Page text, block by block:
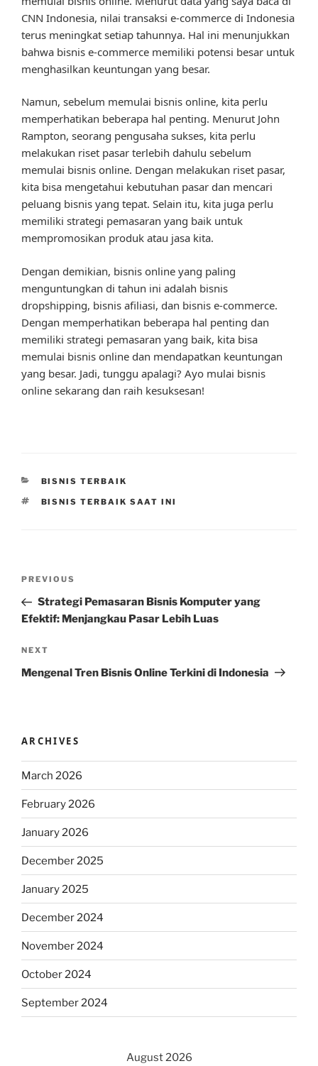
CNN Indonesia, nilai transaksi e-commerce di Indonesia
terus meningkat setiap tahunnya. Hal ini menunjukkan
bahwa bisnis e-commerce memiliki potensi besar untuk
menghasilkan keuntungan yang besar.
Namun, sebelum memulai bisnis online, kita perlu
memperhatikan beberapa hal penting. Menurut John
Rampton, seorang pengusaha sukses, kita perlu
melakukan riset pasar terlebih dahulu sebelum
memulai bisnis online. Dengan melakukan riset pasar,
kita bisa mengetahui kebutuhan pasar dan mencari
peluang bisnis yang tepat. Selain itu, kita juga perlu
memiliki strategi pemasaran yang baik untuk
mempromosikan produk atau jasa kita.
Dengan demikian, bisnis online yang paling
menguntungkan di tahun ini adalah bisnis
dropshipping, bisnis afiliasi, dan bisnis e-commerce.
Dengan memperhatikan beberapa hal penting dan
memiliki strategi pemasaran yang baik, kita bisa
memulai bisnis online dan mendapatkan keuntungan
yang besar. Jadi, tunggu apalagi? Ayo mulai bisnis
online sekarang dan raih kesuksesan!
CATEGORIES
BISNIS TERBAIK
TAGS
BISNIS TERBAIK SAAT INI
Previous
Post
PREVIOUS
Strategi Pemasaran Bisnis Komputer yang
Efektif: Menjangkau Pasar Lebih Luas
Next
Post
NEXT
Mengenal Tren Bisnis Online Terkini di Indonesia
ARCHIVES
March 2026
February 2026
January 2026
December 2025
January 2025
December 2024
November 2024
October 2024
September 2024
August 2026